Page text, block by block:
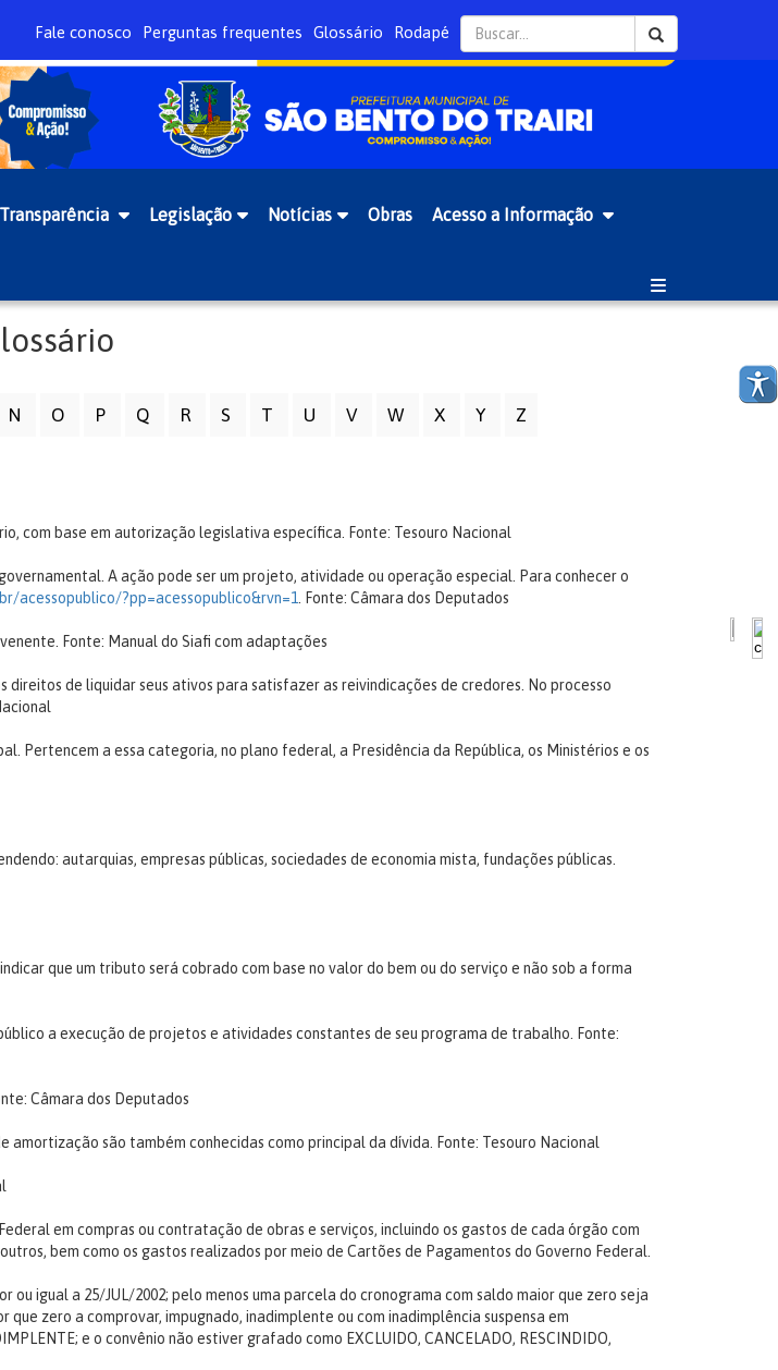
Fale conosco Perguntas frequentes Glossário Rodapé
Transparência Legislação Notícias Obras Acesso a Informação
N O P Q R S T U V W X Y Z
com base em autorização legislativa específica.
Fonte: Tesouro Nacional
A ação pode ser um projeto, atividade ou operação especial. Para conhecer o
acessopublico/?pp=acessopublico&rvn=1
Fonte: Câmara dos Deputados
Fonte: Manual do Siafi com adaptações
de liquidar seus ativos para satisfazer as reivindicações de credores. No processo
Pertencem a essa categoria, no plano federal, a Presidência da República, os Ministérios e os
autarquias, empresas públicas, sociedades de economia mista, fundações públicas.
que um tributo será cobrado com base no valor do bem ou do serviço e não sob a forma
a execução de projetos e atividades constantes de seu programa de trabalho.
Fonte:
Câmara dos Deputados
são também conhecidas como principal da dívida.
Fonte: Tesouro Nacional
em compras ou contratação de obras e serviços, incluindo os gastos de cada órgão com
bem como os gastos realizados por meio de Cartões de Pagamentos do Governo Federal.
igual a 25/JUL/2002; pelo menos uma parcela do cronograma com saldo maior que zero seja
zero a comprovar, impugnado, inadimplente ou com inadimplência suspensa em
e o convênio não estiver grafado como EXCLUIDO, CANCELADO, RESCINDIDO,